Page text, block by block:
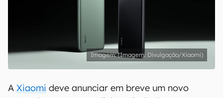
(Imagem: Divulgação/Xiaomi)
A Xiaomi deve anunciar em breve um novo